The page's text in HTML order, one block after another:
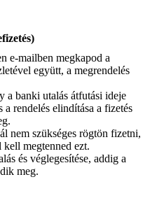
e-mailben megkapod a
együtt, a megrendelés
banki utalás átfutási ideje
rendelés elindítása a fizetés
nem szükséges rögtön fizetni,
megtenned ezt.
és véglegesítése, addig a
meg.